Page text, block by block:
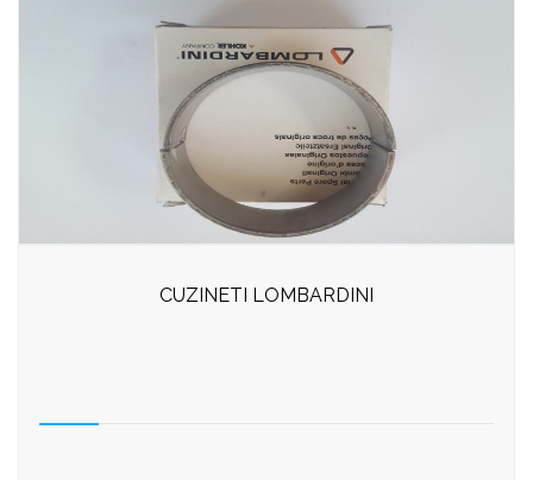
CUZINETI LOMBARDINI